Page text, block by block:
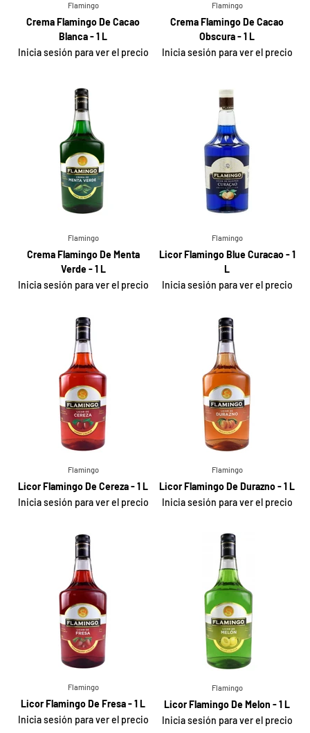
Flamingo
Crema Flamingo De Cacao
Blanca - 1 L
Inicia sesión para ver el precio
Flamingo
Crema Flamingo De Cacao
Obscura - 1 L
Inicia sesión para ver el precio
Flamingo
Crema Flamingo De Menta
Verde - 1 L
Inicia sesión para ver el precio
Flamingo
Licor Flamingo Blue Curacao - 1
L
Inicia sesión para ver el precio
Flamingo
Licor Flamingo De Cereza - 1 L
Inicia sesión para ver el precio
Flamingo
Licor Flamingo De Durazno - 1 L
Inicia sesión para ver el precio
Flamingo
Licor Flamingo De Fresa - 1 L
Inicia sesión para ver el precio
Flamingo
Licor Flamingo De Melon - 1 L
Inicia sesión para ver el precio